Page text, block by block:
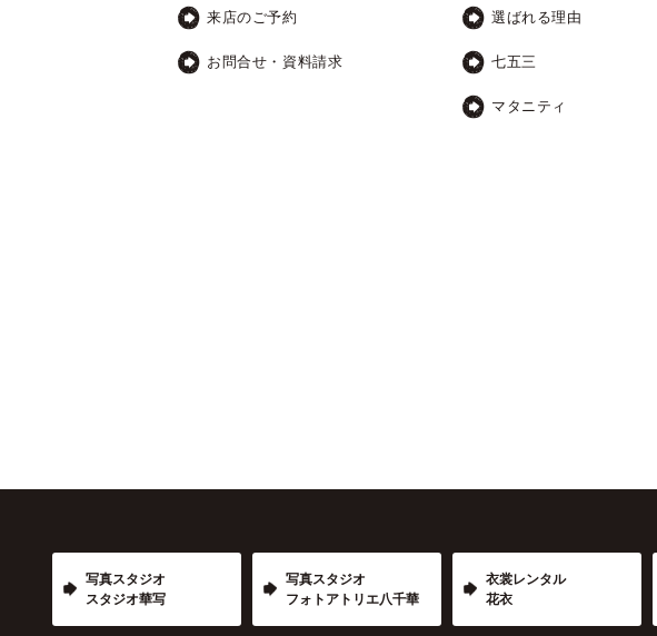
来店のご予約
お問合せ・資料請求
選ばれる理由
七五三
マタニティ
写真スタジオ
スタジオ華写
写真スタジオ
フォトアトリエ八千華
衣裳レンタル
花衣